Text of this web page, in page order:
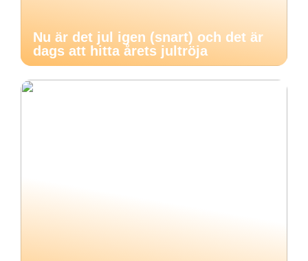
Nu är det jul igen (snart) och det är
dags att hitta årets jultröja